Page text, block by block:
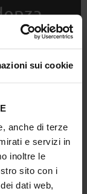
sui cookie
anche di terze
e servizi in
inoltre le
sito con i
dati web,
Fidenza.